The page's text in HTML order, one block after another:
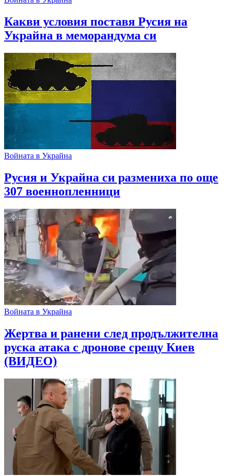
Какви условия поставя Русия на
Украйна в меморандума си
Войната в Украйна
Русия и Украйна си размениха по още
307 военнопленници
Войната в Украйна
Жертва и ранени след продължителна
руска атака с дронове срещу Киев
(ВИДЕО)